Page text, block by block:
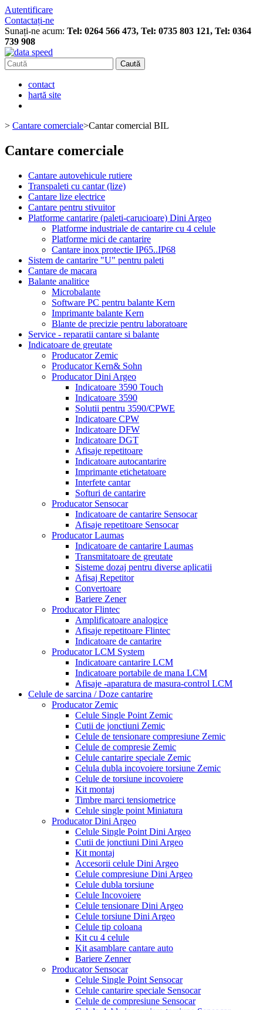
Autentificare
Contactați-ne
Sunați-ne acum: Tel: 0264 566 473, Tel: 0735 803 121, Tel: 0364
739 908
Caută
contact
hartă site
> Cantare comerciale>Cantar comercial BIL
Cantare comerciale
Cantare autovehicule rutiere
Transpaleti cu cantar (lize)
Cantare lize electrice
Cantare pentru stivuitor
Platforme cantarire (paleti-carucioare) Dini Argeo
Platforme industriale de cantarire cu 4 celule
Platforme mici de cantarire
Cantare inox protectie IP65..IP68
Sistem de cantarire "U" pentru paleti
Cantare de macara
Balante analitice
Microbalante
Software PC pentru balante Kern
Imprimante balante Kern
Blante de precizie pentru laboratoare
Service - reparatii cantare si balante
Indicatoare de greutate
Producator Zemic
Producator Kern& Sohn
Producator Dini Argeo
Indicatoare 3590 Touch
Indicatoare 3590
Solutii pentru 3590/CPWE
Indicatoare CPW
Indicatoare DFW
Indicatoare DGT
Afisaje repetitoare
Indicatoare autocantarire
Imprimante etichetatoare
Interfete cantar
Softuri de cantarire
Producator Sensocar
Indicatoare de cantarire Sensocar
Afisaje repetitoare Sensocar
Producator Laumas
Indicatoare de cantarire Laumas
Transmitatoare de greutate
Sisteme dozaj pentru diverse aplicatii
Afisaj Repetitor
Convertoare
Bariere Zener
Producator Flintec
Amplificatoare analogice
Afisaje repetitoare Flintec
Indicatoare de cantarire
Producator LCM System
Indicatoare cantarire LCM
Indicatoare portabile de mana LCM
Afisaje -aparatura de masura-control LCM
Celule de sarcina / Doze cantarire
Producator Zemic
Celule Single Point Zemic
Cutii de jonctiuni Zemic
Celule de tensionare compresiune Zemic
Celule de compresie Zemic
Celule cantarire speciale Zemic
Celula dubla incovoiere torsiune Zemic
Celule de torsiune incovoiere
Kit montaj
Timbre marci tensiometrice
Celule single point Miniatura
Producator Dini Argeo
Celule Single Point Dini Argeo
Cutii de jonctiuni Dini Argeo
Kit montaj
Accesorii celule Dini Argeo
Celule compresiune Dini Argeo
Celule dubla torsiune
Celule Incovoiere
Celule tensionare Dini Argeo
Celule torsiune Dini Argeo
Celule tip coloana
Kit cu 4 celule
Kit asamblare cantare auto
Bariere Zenner
Producator Sensocar
Celule Single Point Sensocar
Celule cantarire speciale Sensocar
Celule de compresiune Sensocar